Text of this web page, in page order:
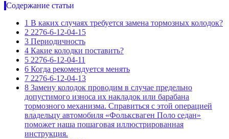
Содержание статьи
1 В каких случаях требуется замена тормозных колодок?
2 2276-6-12-04-15
3 Периодичность
4 Какие колодки поставить?
5 2276-6-12-04-11
6 Когда рекомендуется менять
7 2276-6-12-04-13
8 Замену колодок проводим в случае предельно
допустимого износа их накладок или барабана
тормозного механизма. Справиться с этой операцией
владельцу автомобиля «Фольксваген Поло седан»
поможет наша пошаговая иллюстрированная
инструкция.